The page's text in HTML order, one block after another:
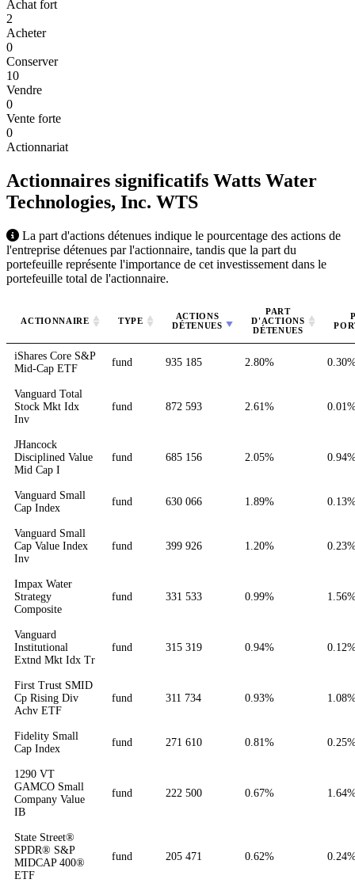
Achat fort
2
Acheter
0
Conserver
10
Vendre
0
Vente forte
0
Actionnariat
Actionnaires significatifs Watts Water
Technologies, Inc. WTS
La part d'actions détenues indique le pourcentage des actions de
l'entreprise détenues par l'actionnaire, tandis que la part du
portefeuille représente l'importance de cet investissement dans le
portefeuille total de l'actionnaire.
ACTIONNAIRE TYPE
ACTIONS
DÉTENUES
PART
D'ACTIONS
DÉTENUES
iShares Core S&P
Mid-Cap ETF
fund 935 185 2.80%
Vanguard Total
Stock Mkt Idx
Inv
fund 872 593 2.61%
JHancock
Disciplined Value
Mid Cap I
fund 685 156 2.05%
Vanguard Small
Cap Index
fund 630 066 1.89%
Vanguard Small
Cap Value Index
Inv
fund 399 926 1.20%
Impax Water
Strategy
Composite
fund 331 533 0.99%
Vanguard
Institutional
Extnd Mkt Idx Tr
fund 315 319 0.94%
First Trust SMID
Cp Rising Div
Achv ETF
fund 311 734 0.93%
Fidelity Small
Cap Index
fund 271 610 0.81%
1290 VT
GAMCO Small
Company Value
IB
fund 222 500 0.67%
State Street®
SPDR® S&P
MIDCAP 400®
ETF
fund 205 471 0.62%